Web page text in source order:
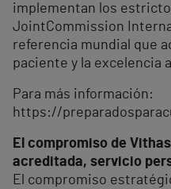
implementan los
JointCommission
referencia mundial que
paciente y la excelencia
Para más información:
https://
El compromiso de
acreditada, servicio
El compromiso